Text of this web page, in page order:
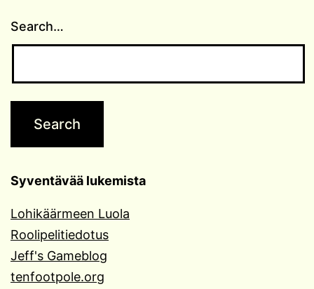
Search…
Syventävää lukemista
Lohikäärmeen Luola
Roolipelitiedotus
Jeff's Gameblog
tenfootpole.org